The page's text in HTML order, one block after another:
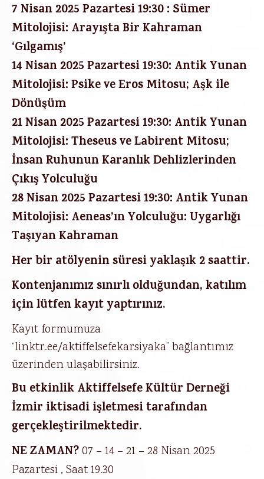
7 Nisan 2025 Pazartesi 19:30 : Sümer
Mitolojisi: Arayışta Bir Kahraman
‘Gılgamış’
14 Nisan 2025 Pazartesi 19:30: Antik Yunan
Mitolojisi: Psike ve Eros Mitosu; Aşk ile
Dönüşüm
21 Nisan 2025 Pazartesi 19:30: Antik Yunan
Mitolojisi: Theseus ve Labirent Mitosu;
İnsan Ruhunun Karanlık Dehlizlerinden
Çıkış Yolculuğu
28 Nisan 2025 Pazartesi 19:30: Antik Yunan
Mitolojisi: Aeneas’ın Yolculuğu: Uygarlığı
Taşıyan Kahraman
Her bir atölyenin süresi yaklaşık 2 saattir.
Kontenjanımız sınırlı olduğundan, katılım
için lütfen kayıt yaptırınız.
Kayıt formumuza
“linktr.ee/aktiffelsefekarsiyaka” bağlantımız
üzerinden ulaşabilirsiniz.
Bu etkinlik Aktiffelsefe Kültür Derneği
İzmir iktisadi işletmesi tarafından
gerçekleştirilmektedir.
NE ZAMAN?07 – 14 – 21 – 28 Nisan 2025
Pazartesi , Saat 19.30